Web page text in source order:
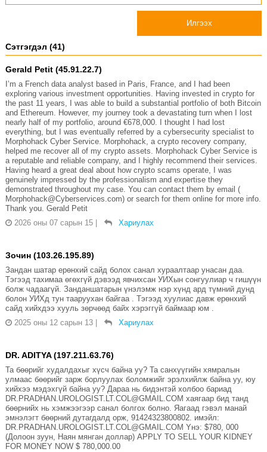
Илгээх
Сэтгэгдэл (41)
Gerald Petit (45.91.22.7)
I’m a French data analyst based in Paris, France, and I had been
exploring various investment opportunities. Having invested in crypto for
the past 11 years, I was able to build a substantial portfolio of both Bitcoin
and Ethereum. However, my journey took a devastating turn when I lost
nearly half of my portfolio, around €678,000. I thought I had lost
everything, but I was eventually referred by a cybersecurity specialist to
Morphohack Cyber Service. Morphohack, a crypto recovery company,
helped me recover all of my crypto assets. Morphohack Cyber Service is
a reputable and reliable company, and I highly recommend their services.
Having heard a great deal about how crypto scams operate, I was
genuinely impressed by the professionalism and expertise they
demonstrated throughout my case. You can contact them by email (
Morphohack@Cyberservices.com) or search for them online for more info.
Thank you. Gerald Petit
2026 оны 07 сарын 15
Хариулах
Зочин (103.26.195.89)
Зандан шатар ерөнхий сайд болох санал хураалтаар унасан даа.
Тэгээд тахимаа өгөхгүй дэвээд явчихсан УИХын сонгуулиар ч гишүүн
болж чадаагүй. Занданшатарын үнэлэмж нэр хүнд ард түмний дунд
болон УИХд тун тааруухан байгаа . Тэгээд хуулиас давж ерөнхий
сайд хийхдээ хууль зөрчөөд байх хэрэггүй баймаар юм .
2025 оны 12 сарын 13
Хариулах
DR. ADITYA (197.211.63.76)
Та бөөрийг худалдахыг хүсч байна уу? Та санхүүгийн хямралын
улмаас бөөрийг зарж борлуулах боломжийг эрэлхийлж байна уу, юу
хийхээ мэдэхгүй байна уу? Дараа нь бидэнтэй холбоо бариад
DR.PRADHAN.UROLOGIST.LT.COL@GMAIL.COM хаягаар бид танд
бөөрнийх нь хэмжээгээр санал болгох болно. Яагаад гэвэл манай
эмнэлэгт бөөрний дутагдалд орж, 91424323800802. имэйл:
DR.PRADHAN.UROLOGIST.LT.COL@GMAIL.COM Yнэ: $780, 000
(Долоон зуун, Наян мянган доллар) APPLY TO SELL YOUR KIDNEY
FOR MONEY NOW $ 780,000.00